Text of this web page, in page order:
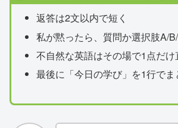
返答は2文以内で短く
私が黙ったら、質問か選択肢A/
不自然な英語はその場で1点だけ
最後に「今日の学び」を1行でま